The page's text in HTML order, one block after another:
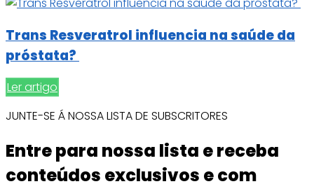
Trans Resveratrol influencia na saúde da
próstata?
Ler artigo
JUNTE-SE Á NOSSA LISTA DE SUBSCRITORES
Entre para nossa lista e receba
conteúdos exclusivos e com